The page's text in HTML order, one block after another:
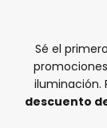
Sé el
iluminación.
descuento